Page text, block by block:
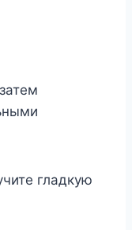
гладкую